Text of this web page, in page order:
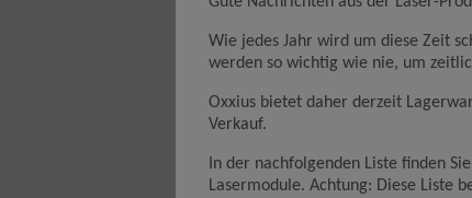
Wie jedes Jahr wird um diese Zeit
werden so wichtig wie nie, um
Oxxius bietet daher derzeit
Verkauf.
In der nachfolgenden Liste finden
Lasermodule. Achtung: Diese Liste